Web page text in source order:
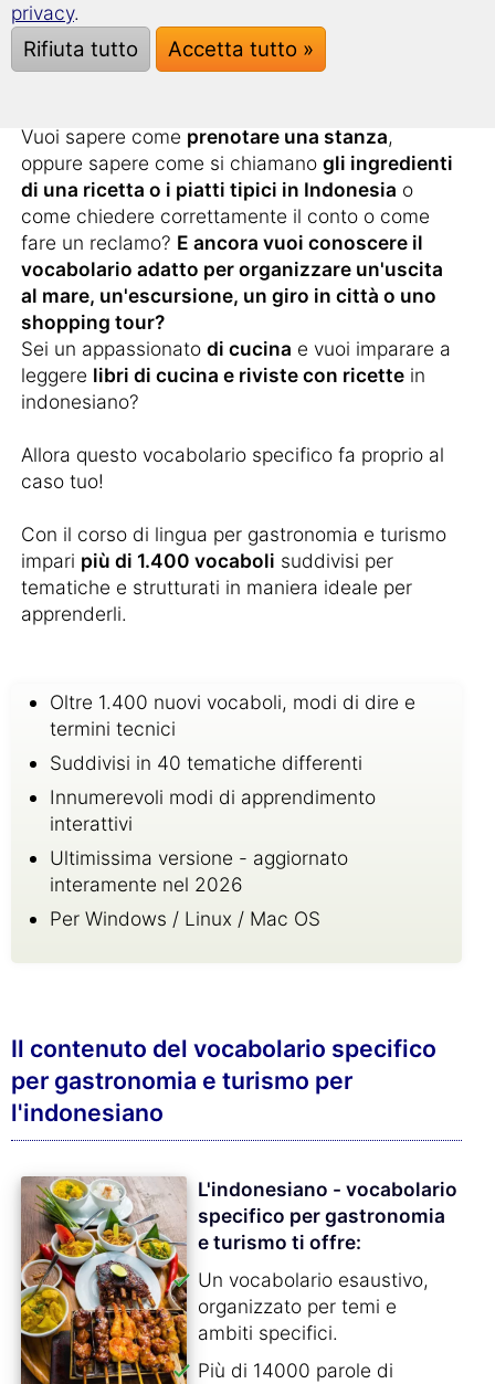
Oppure vuoi semplicementepreparati in
maniera completa per il tuo viaggio
Vuoi sapere come prenotare una stanza,
oppure sapere come si chiamano gli ingredienti
di una ricetta o i piatti tipici in Indonesia o
come chiedere correttamente il conto o come
fare un reclamo? E ancora vuoi conoscere il
vocabolario adatto per organizzare un'uscita
al mare, un'escursione, un giro in città o uno
shopping tour?
Sei un appassionato di cucina e vuoi imparare a
leggere libri di cucina e riviste con ricette in
indonesiano?
Allora questo vocabolario specifico fa proprio al
caso tuo!
Con il corso di lingua per gastronomia e turismo
impari più di 1.400 vocaboli suddivisi per
tematiche e strutturati in maniera ideale per
apprenderli.
Oltre 1.400 nuovi vocaboli, modi di dire e
termini tecnici
Suddivisi in 40 tematiche differenti
Innumerevoli modi di apprendimento
interattivi
Ultimissima versione - aggiornato
interamente nel 2026
Per Windows / Linux / Mac OS
Il contenuto del vocabolario specifico
per gastronomia e turismo per
l'indonesiano
L'indonesiano - vocabolario
specifico per gastronomia
e turismo ti offre:
Un vocabolario esaustivo,
organizzato per temi e
ambiti specifici.
Più di 14000 parole di
privacy.
Rifiuta tutto Accetta tutto »